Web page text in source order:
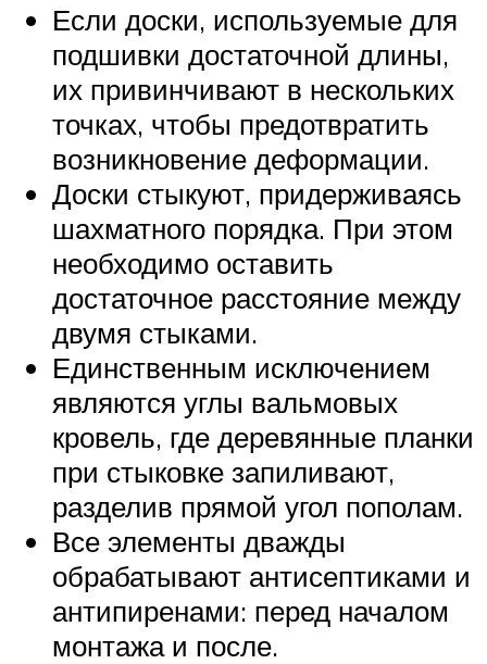
Если доски, используемые для
подшивки достаточной длины,
их привинчивают в нескольких
точках, чтобы предотвратить
возникновение деформации.
Доски стыкуют, придерживаясь
шахматного порядка. При этом
необходимо оставить
достаточное расстояние между
двумя стыками.
Единственным исключением
являются углы вальмовых
кровель, где деревянные планки
при стыковке запиливают,
разделив прямой угол пополам.
Все элементы дважды
обрабатывают антисептиками и
антипиренами: перед началом
монтажа и после.